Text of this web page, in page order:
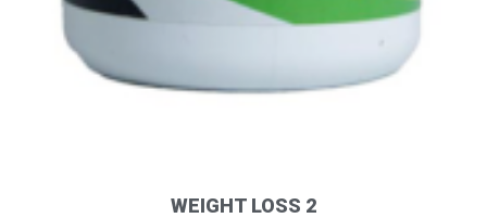
WEIGHT LOSS 2